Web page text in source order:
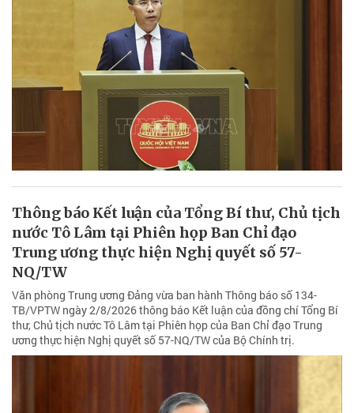
Thông báo Kết luận của Tổng Bí thư, Chủ tịch
nước Tô Lâm tại Phiên họp Ban Chỉ đạo
Trung ương thực hiện Nghị quyết số 57-
NQ/TW
Văn phòng Trung ương Đảng vừa ban hành Thông báo số 134-
TB/VPTW ngày 2/8/2026 thông báo Kết luận của đồng chí Tổng Bí
thư, Chủ tịch nước Tô Lâm tại Phiên họp của Ban Chỉ đạo Trung
ương thực hiện Nghị quyết số 57-NQ/TW của Bộ Chính trị.